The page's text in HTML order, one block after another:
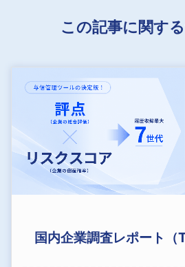
この記事に関す
国内企業調査レポート（